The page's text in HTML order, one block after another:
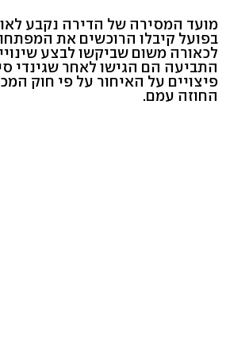
לכאורה משום שביקשו לבצע
התביעה הם הגישו לאחר שגינדי
פיצויים על האיחור על פי חוק
החוזה עמם.